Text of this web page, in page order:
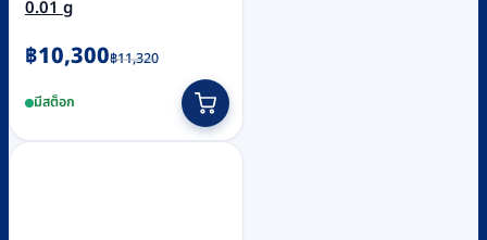
0.01 g
฿11,320
Original
was:
฿11,320.
฿10,300
Current
is:
฿10,300.
มีสต็อก